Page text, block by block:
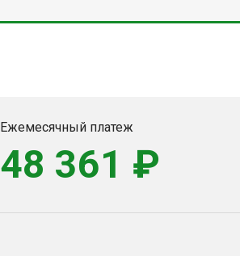
Ежемесячный платеж
48 361 ₽